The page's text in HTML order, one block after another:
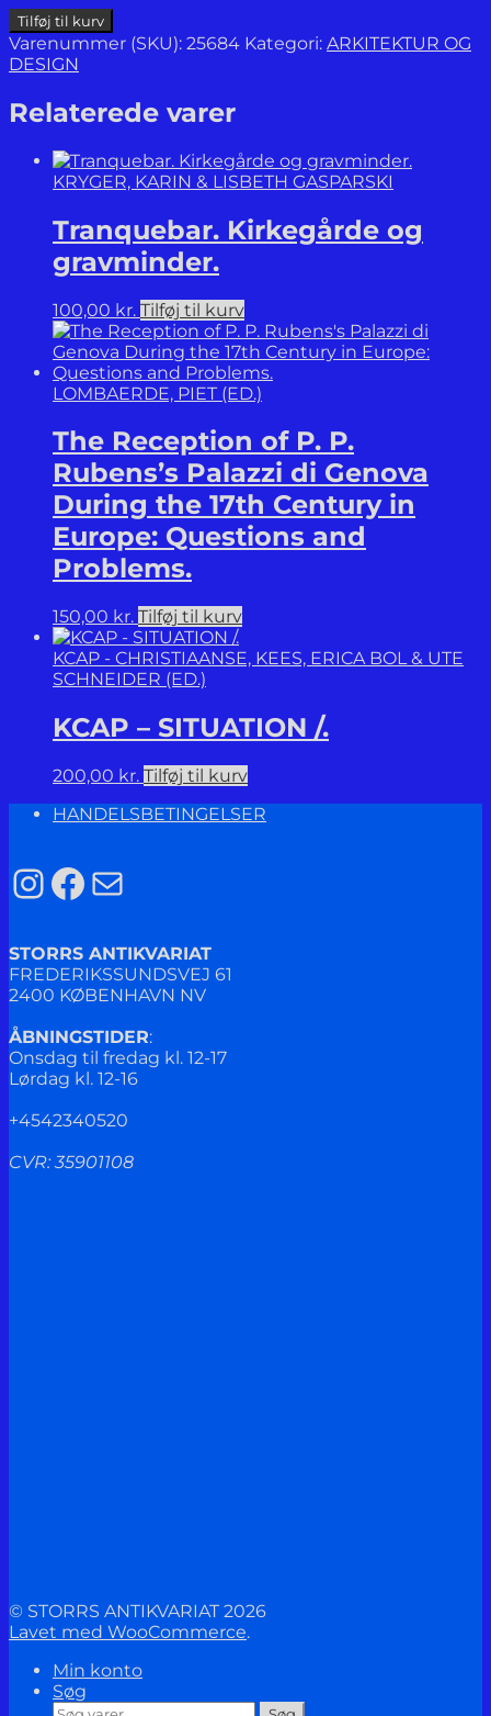
Doors.
antal
Tilføj til kurv
Varenummer (SKU): 25684 Kategori: ARKITEKTUR OG
DESIGN
Relaterede varer
KRYGER, KARIN & LISBETH GASPARSKI
Tranquebar. Kirkegårde og
gravminder.
100,00 kr. Tilføj til kurv
LOMBAERDE, PIET (ED.)
The Reception of P. P.
Rubens’s Palazzi di Genova
During the 17th Century in
Europe: Questions and
Problems.
150,00 kr. Tilføj til kurv
KCAP - CHRISTIAANSE, KEES, ERICA BOL & UTE
SCHNEIDER (ED.)
KCAP – SITUATION /.
200,00 kr. Tilføj til kurv
HANDELSBETINGELSER
Instagram
Facebook
Mail
STORRS ANTIKVARIAT
FREDERIKSSUNDSVEJ 61
2400 KØBENHAVN NV
ÅBNINGSTIDER:
Onsdag til fredag kl. 12-17
Lørdag kl. 12-16
+4542340520
CVR: 35901108
© STORRS ANTIKVARIAT 2026
Lavet med WooCommerce.
Min konto
Søg
Søg